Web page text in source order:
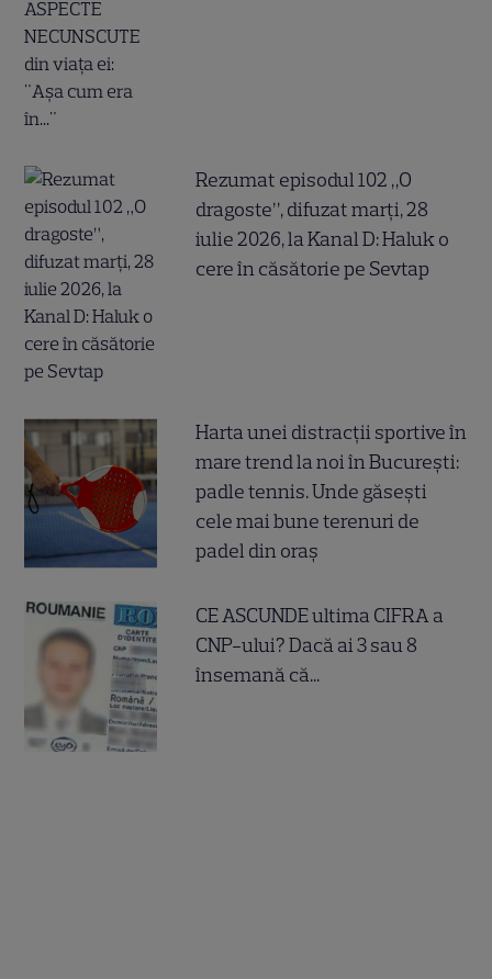
Rezumat episodul 102 „O
dragoste”, difuzat marți, 28
iulie 2026, la Kanal D: Haluk o
cere în căsătorie pe Sevtap
Harta unei distracții sportive în
mare trend la noi în București:
padle tennis. Unde găsești
cele mai bune terenuri de
padel din oraș
CE ASCUNDE ultima CIFRA a
CNP-ului? Dacă ai 3 sau 8
însemană că...